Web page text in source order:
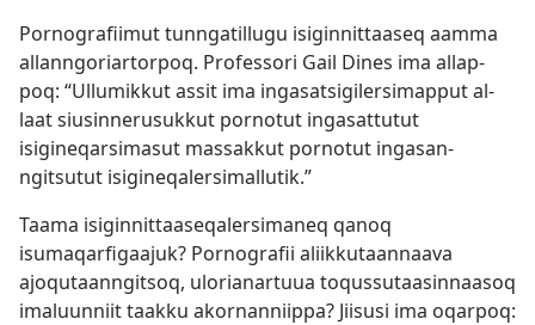
Por­nografiimut tun­ngatil­lugu isigin­nit­taaseq aam­ma
al­lan­ngoriar­tor­poq. Profes­sori Gail Dines ima al­lap­
poq: “Ul­lumik­kut as­sit ima ingasatsigilersimap­put al­
laat siusin­nerusuk­kut por­notut ingasat­tutut
isigineqarsimasut mas­sak­kut por­notut ingasan­
ngitsutut isigineqalersimal­lutik.”
Taama isigin­nit­taaseqalersimaneq qanoq
isumaqarfigaajuk? Por­nografii aliik­kutaan­naava
ajoqutaan­ngitsoq, ulorianar­tuua toqus­sutaasin­naasoq
imaluun­niit taak­ku akor­nan­niip­pa? Jiisusi ima oqar­poq: